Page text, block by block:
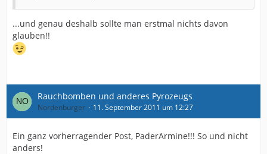
...und genau deshalb sollte man erstmal nichts davon
glauben!!
Rauchbomben und anderes Pyrozeugs
Nordenburger 11. September 2011 um 12:27
Ein ganz vorherragender Post, PaderArmine!!! So und nicht
anders!